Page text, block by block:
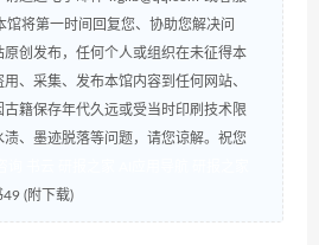
馆将第一时间回复您、协助您解决问
创发布，任何个人或组织在未征得本
、采集、发布本馆内容到任何网站、
籍保存年代久远或受当时印刷技术限
、墨迹脱落等问题，请您谅解。祝您
(附下载)